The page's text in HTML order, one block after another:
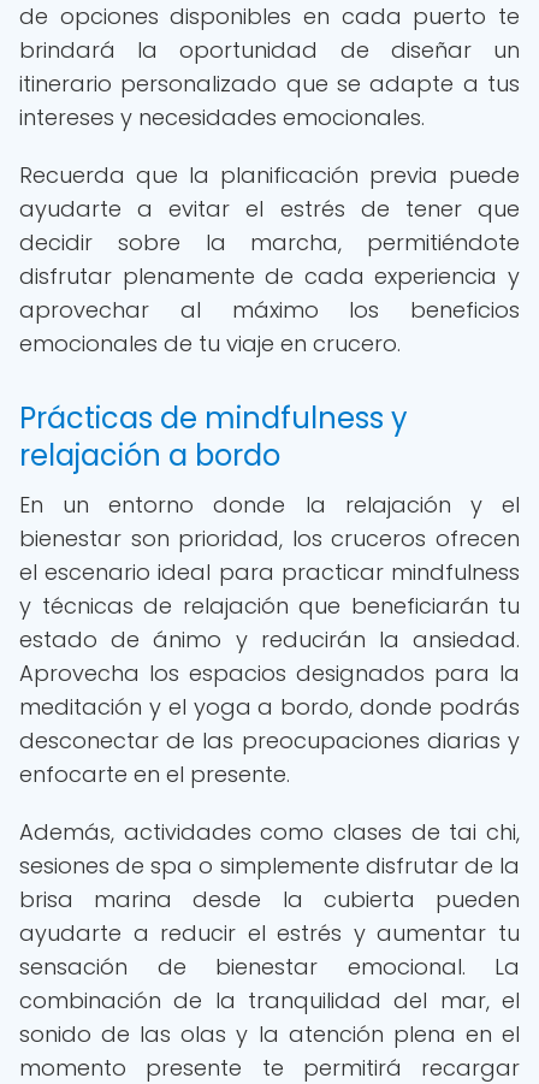
de opciones disponibles en cada puerto te
brindará la oportunidad de diseñar un
itinerario personalizado que se adapte a tus
intereses y necesidades emocionales.
Recuerda que la planificación previa puede
ayudarte a evitar el estrés de tener que
decidir sobre la marcha, permitiéndote
disfrutar plenamente de cada experiencia y
aprovechar al máximo los beneficios
emocionales de tu viaje en crucero.
Prácticas de mindfulness y
relajación a bordo
En un entorno donde la relajación y el
bienestar son prioridad, los cruceros ofrecen
el escenario ideal para practicar mindfulness
y técnicas de relajación que beneficiarán tu
estado de ánimo y reducirán la ansiedad.
Aprovecha los espacios designados para la
meditación y el yoga a bordo, donde podrás
desconectar de las preocupaciones diarias y
enfocarte en el presente.
Además, actividades como clases de tai chi,
sesiones de spa o simplemente disfrutar de la
brisa marina desde la cubierta pueden
ayudarte a reducir el estrés y aumentar tu
sensación de bienestar emocional. La
combinación de la tranquilidad del mar, el
sonido de las olas y la atención plena en el
momento presente te permitirá recargar